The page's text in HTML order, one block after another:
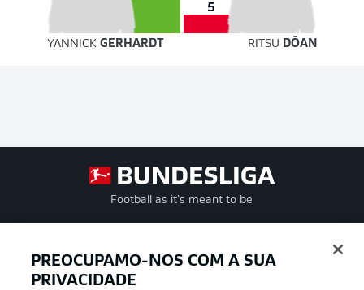
5
YANNICK GERHARDT RITSU DŌAN
Football as it’s meant to be
APLICATIVO DA BUNDESLIGA
PREOCUPAMO-NOS COM A SUA
PRIVACIDADE